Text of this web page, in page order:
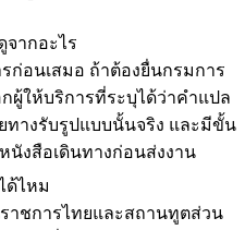
ากอะไร
ก่อนเสมอ ถ้าต้องยื่นกรมการ
ผู้ให้บริการที่ระบุได้ว่าคำแปล
ทางรับรูปแบบนั้นจริง และมีขั้น
งสือเดินทางก่อนส่งงาน
ด้ไหม
าชการไทยและสถานทูตส่วน